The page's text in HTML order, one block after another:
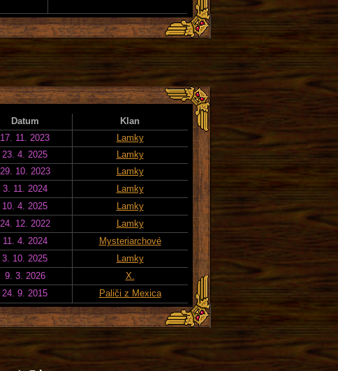
Datum
Klan
17. 11. 2023
Lamky
23. 4. 2025
Lamky
29. 10. 2023
Lamky
3. 11. 2024
Lamky
10. 4. 2025
Lamky
24. 12. 2022
Lamky
11. 4. 2024
Mysteriarchové
3. 10. 2025
Lamky
9. 3. 2026
X.
24. 9. 2015 Paliči z Mexica